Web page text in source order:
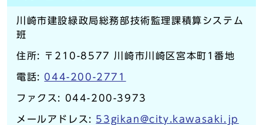
川崎市建設緑政局総務部技術監理課積算システム
班
住所: 〒210-8577 川崎市川崎区宮本町1番地
電話: 044-200-2771
ファクス: 044-200-3973
メールアドレス: 53gikan@city.kawasaki.jp